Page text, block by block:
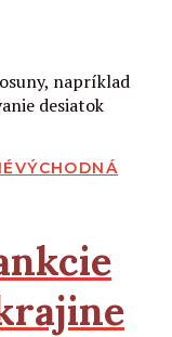
napríklad
desiatok
VÝCHODNÁ